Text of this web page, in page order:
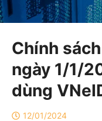
Chính
ngày 1/1/
dùng
12/01/2024